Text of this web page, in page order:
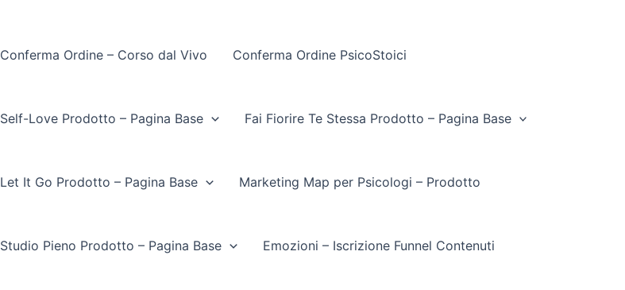
Conferma Ordine – Corso dal Vivo Conferma Ordine PsicoStoici
Self-Love Prodotto – Pagina Base Fai Fiorire Te Stessa Prodotto – Pagina Base
Let It Go Prodotto – Pagina Base Marketing Map per Psicologi – Prodotto
Studio Pieno Prodotto – Pagina Base Emozioni – Iscrizione Funnel Contenuti